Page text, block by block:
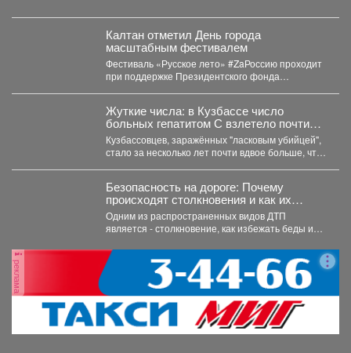
Калтан отметил День города
масштабным фестивалем
Фестиваль «Русское лето» #ZaРоссию проходит
при поддержке Президентского фонда
Жуткие числа: в Кузбассе число
больных гепатитом С взлетело почти
вдвое
Кузбассовцев, заражённых "ласковым убийцей",
стало за несколько лет почти вдвое больше, что
Безопасность на дороге: Почему
происходят столкновения и как их
избежать?
Одним из распространенных видов ДТП
является - столкновение, как избежать беды и
реклама